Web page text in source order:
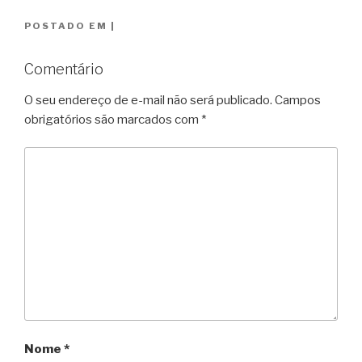
POSTADO EM |
Comentário
O seu endereço de e-mail não será publicado. Campos
obrigatórios são marcados com *
Nome *